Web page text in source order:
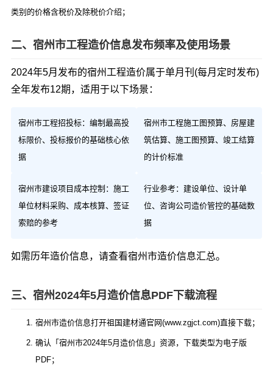
类别的价格含税价及除税价介绍；
二、宿州市工程造价信息发布频率及使用场景
2024年5月发布的宿州工程造价属于单月刊(每月定时发布)
全年发布12期，适用于以下场景：
宿州市工程招投标：编制最高投
标限价、投标报价的基础核心依
据
宿州市工程施工图预算、房屋建
筑估算、施工图预算、竣工结算
的计价标准
宿州市建设项目成本控制：施工
单位材料采购、成本核算、签证
索赔的参考
行业参考：建设单位、设计单
位、咨询公司造价管控的基础数
据
如需历年造价信息，请查看宿州市造价信息汇总。
三、宿州2024年5月造价信息PDF下载流程
宿州市造价信息打开祖国建材通官网(www.zgjct.com)直接下载；
确认「宿州市2024年5月造价信息」资源，下载类型为电子版
PDF；